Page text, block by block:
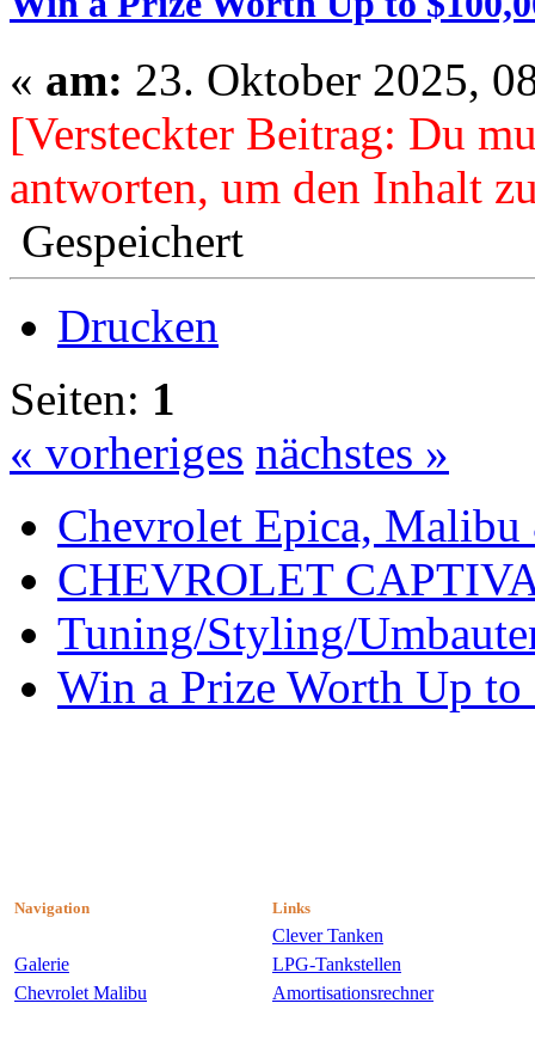
« am: 23. Oktober 2025,
[Versteckter Beitrag: Du
antworten, um den Inhalt
Gespeichert
Drucken
Seiten: 1
« vorheriges nächstes »
Chevrolet Epica,
CHEVROLET
Tuning/Styling/
Win a Prize Worth Up
Navigation Links
Clever Tanken
Galerie
LPG-Tankstellen
Chevrolet Malibu
Amortisationsrechner